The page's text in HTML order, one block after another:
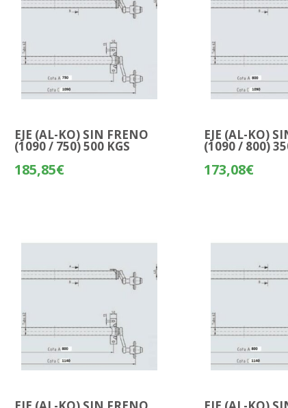
EJE (AL-KO) SIN FRENO
(1090 / 750) 500 KGS
185,85€
EJE (AL-KO)
(1090 / 800)
173,08€